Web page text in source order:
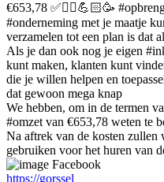
€653,78 ✅️🤼‍♀️💪🏻🥳
#onderneming met je maatje
verzamelen tot een plan is dat
Als je dan ook nog je eigen
kunt maken, klanten kunt
die je willen helpen en
dat gewoon mega knap
We hebben, om in de termen
#omzet van €653,78 weten te
Na aftrek van de kosten zullen
gebruiken voor het huren van
Facebook
https://gorssel